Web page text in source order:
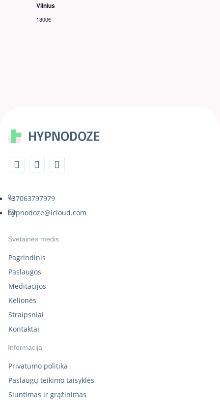
Vilnius
1300€
+37063797979
hypnodoze@icloud.com
Svetainės medis
Pagrindinis
Paslaugos
Meditacijos
Kelionės
Straipsniai
Kontaktai
Informacija
Privatumo politika
Paslaugų teikimo taisyklės
Siuntimas ir grąžinimas